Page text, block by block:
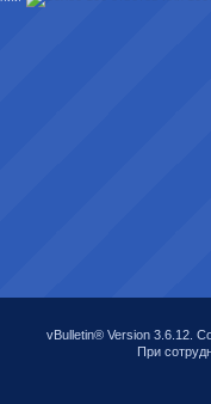
vBulletin® Version 3.6.12.
При